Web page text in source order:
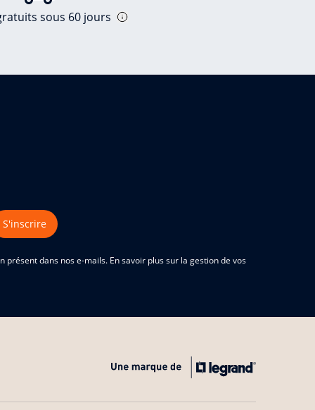
sous 60 jours
S'inscrire
dans nos e-mails. En savoir plus sur la gestion de vos